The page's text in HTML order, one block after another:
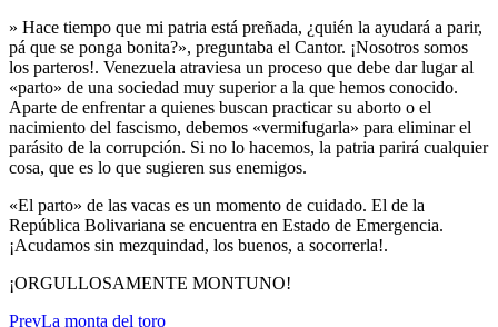
» Hace tiempo que mi patria está preñada, ¿quién la ayudará a parir,
pá que se ponga bonita?», preguntaba el Cantor. ¡Nosotros somos
los parteros!. Venezuela atraviesa un proceso que debe dar lugar al
«parto» de una sociedad muy superior a la que hemos conocido.
Aparte de enfrentar a quienes buscan practicar su aborto o el
nacimiento del fascismo, debemos «vermifugarla» para eliminar el
parásito de la corrupción. Si no lo hacemos, la patria parirá cualquier
cosa, que es lo que sugieren sus enemigos.
«El parto» de las vacas es un momento de cuidado. El de la
República Bolivariana se encuentra en Estado de Emergencia.
¡Acudamos sin mezquindad, los buenos, a socorrerla!.
¡ORGULLOSAMENTE MONTUNO!
PrevLa monta del toro